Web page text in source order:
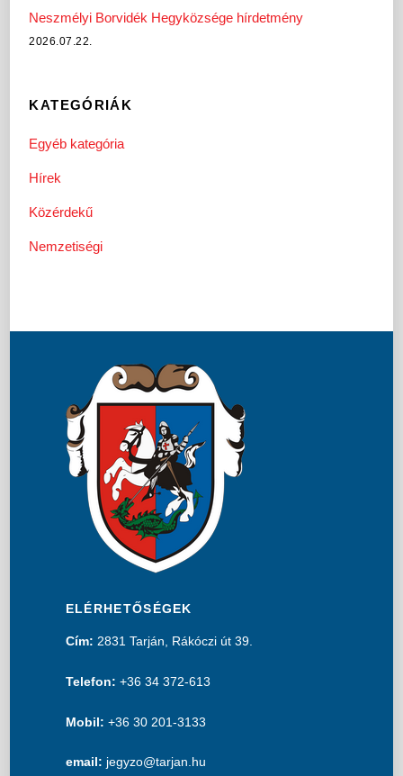
Neszmélyi Borvidék Hegyközsége hírdetmény
2026.07.22.
KATEGÓRIÁK
Egyéb kategória
Hírek
Közérdekű
Nemzetiségi
ELÉRHETŐSÉGEK
Cím: 2831 Tarján, Rákóczi út 39.
Telefon: +36 34 372-613
Mobil: +36 30 201-3133
email: jegyzo@tarjan.hu